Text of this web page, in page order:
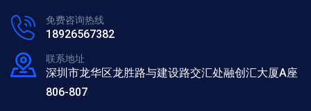
免费咨询热线
18926567382
联系地址
深圳市龙华区龙胜路与建设路交汇处融创汇大厦A座
806-807